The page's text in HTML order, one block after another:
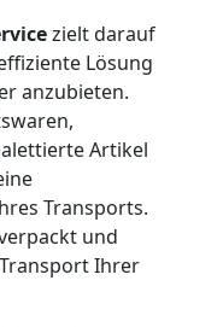
zielt darauf
Lösung
anzubieten.
Artikel
Transports.
und
Ihrer